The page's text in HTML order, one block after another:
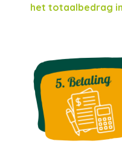
het totaalbedrag